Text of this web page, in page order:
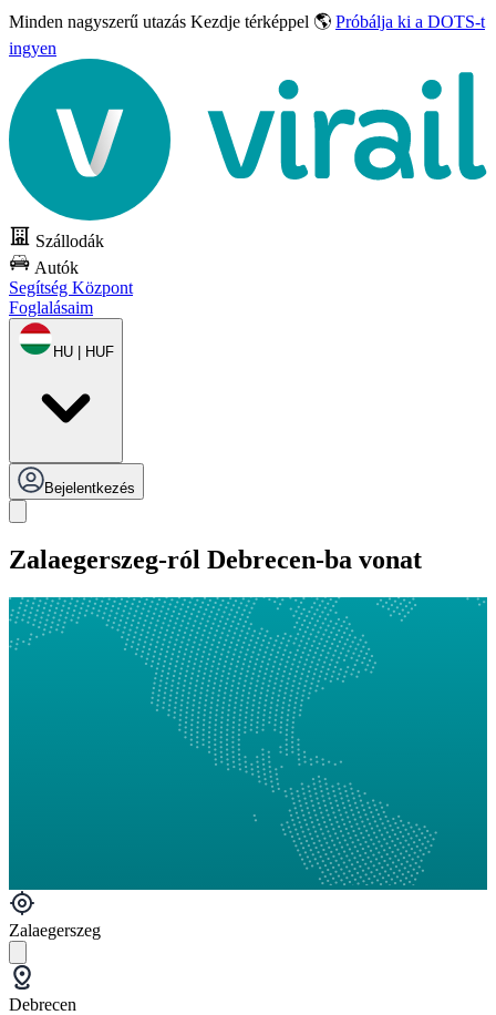
Minden nagyszerű utazás Kezdje térképpel 🌎 Próbálja ki a DOTS-t
ingyen
Szállodák
Autók
Segítség Központ
Foglalásaim
HU | HUF
Bejelentkezés
Zalaegerszeg-ról Debrecen-ba vonat
Zalaegerszeg
Debrecen